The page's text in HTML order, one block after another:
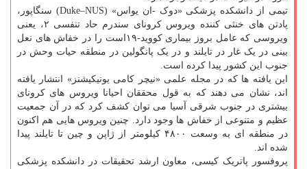
تیمی از دانشکده پزشکی «دوک -ان یواس» (Duke–NUS) سنگاپور،
پادتن های خنثی کننده ویروس کرونای سندرم حاد تنفسی ۲، یعنی
ویروسی که عامل بروز بیماری کووید-۱۹است را در خفاش های نعل
بینی در یک غار در تایلند و در یک پانگولین در منطقه حیات وحش در
جنوب این کشور پیدا کرده است.
این یافته ها که در مجله علمی «نیچر کامی یونیکیشنز» انتشار یافته
اند، نشان می دهند که به قول محققان احیانا ویروس های کرونای
بیشتری در جنوب شرقی آسیا می توان کشف کرد که در آن جمعیت
عظیم و متنوعی از خفاش ها وجود دارد. چنین ویروس هایی هم اکنون
در منطقه ای به وسعت ۴۸۰۰ کیلومتر از ژاپن و چین تا تایلند پیدا
شده اند.
پروفسور پاتریک کیسی، معاون ارشد تحقیقات در دانشکده پزشکی